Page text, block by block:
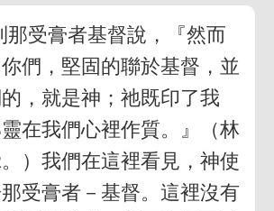
那受膏者基督說，『然而
們，堅固的聯於基督，並
，就是神；祂既印了我
在我們心裡作質。』（林
）我們在這裡看見，神使
受膏者－基督。這裡沒有